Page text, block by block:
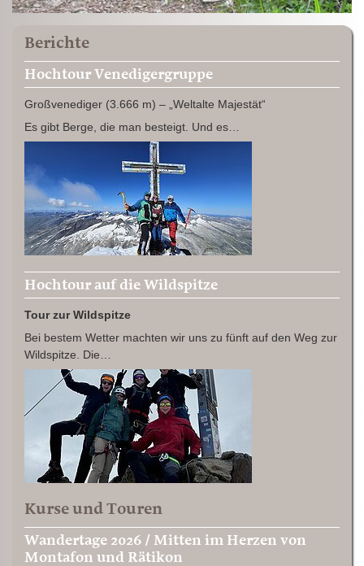
Berichte
Hochtour Venedigergruppe
Großvenediger (3.666 m) – „Weltalte Majestät“
Es gibt Berge, die man besteigt. Und es…
Hochtour auf die Wildspitze
Tour zur Wildspitze
Bei bestem Wetter machten wir uns zu fünft auf den Weg zur
Wildspitze. Die…
Kurse und Touren
Wandertage 2026 / Mitten im Herzen von
Montafon und Rätikon